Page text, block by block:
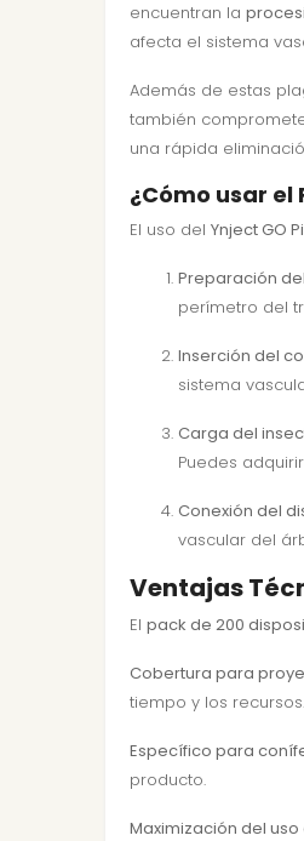
encuentran la
afecta el sistema
Además de estas
también
una rápida
¿Cómo usar el
El uso del Ynject GO
Preparación
perímetro del
Inserción del
sistema
Carga del
Puedes
Conexión del
vascular del
Ventajas
El pack de 200
Cobertura para
tiempo y los recursos.
Específico para
producto.
Maximización del